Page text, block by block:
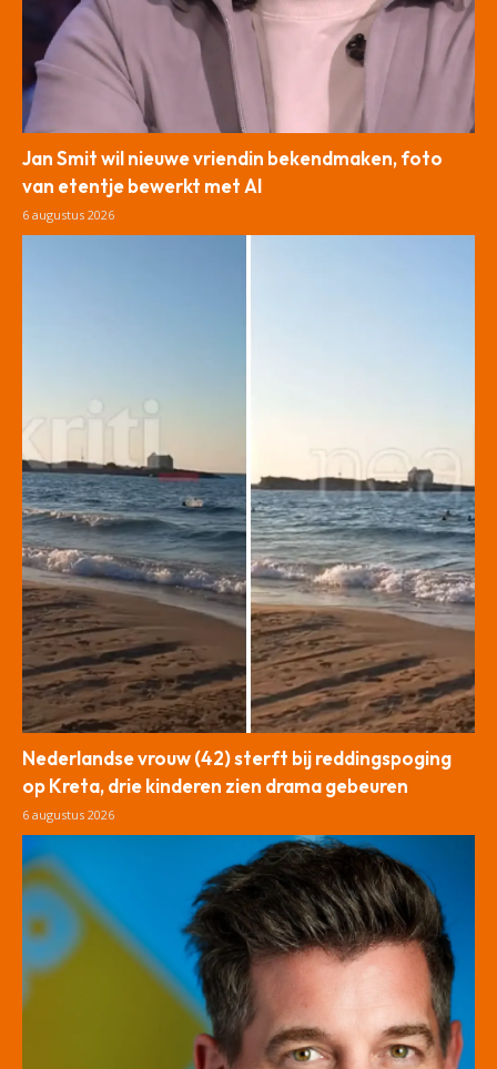
Jan Smit wil nieuwe vriendin bekendmaken, foto
van etentje bewerkt met AI
6 augustus 2026
Nederlandse vrouw (42) sterft bij reddingspoging
op Kreta, drie kinderen zien drama gebeuren
6 augustus 2026